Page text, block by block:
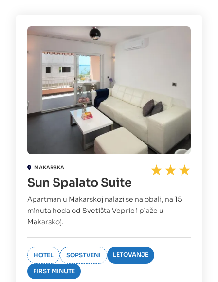
MAKARSKA
Sun Spalato Suite
Apartman u Makarskoj nalazi se na obali, na 15
minuta hoda od Svetišta Vepric i plaže u
Makarskoj.
HOTEL SOPSTVENI LETOVANJE
FIRST MINUTE